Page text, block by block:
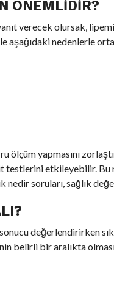
ÖNEMLIDIR?
verecek olursak,
aşağıdaki nedenlerle
ölçüm yapmasını
etkileyebilir. Bu
nedir soruları, sağlık
değerlendirirken
belirli bir aralıkta